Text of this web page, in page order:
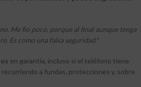
Me fio poco, porque al final aunque tenga
Es como una falsa seguridad."
en garantía, incluso si el teléfono tiene
a fundas, protecciones y, sobre